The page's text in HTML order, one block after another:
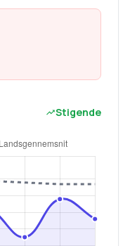
Stigende